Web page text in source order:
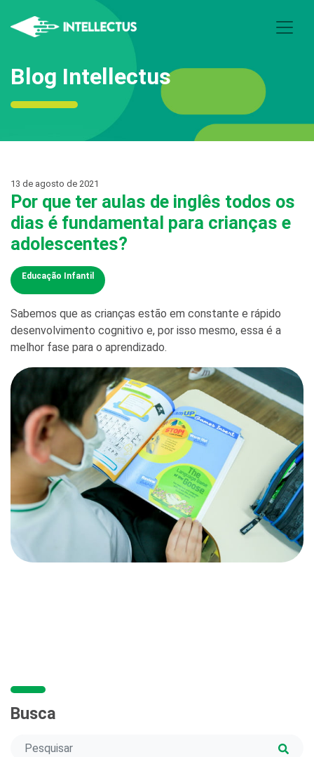
Blog Intellectus
13 de agosto de 2021
Por que ter aulas de inglês todos os
dias é fundamental para crianças e
adolescentes?
Educação Infantil
Sabemos que as crianças estão em constante e rápido
desenvolvimento cognitivo e, por isso mesmo, essa é a
melhor fase para o aprendizado.
Busca